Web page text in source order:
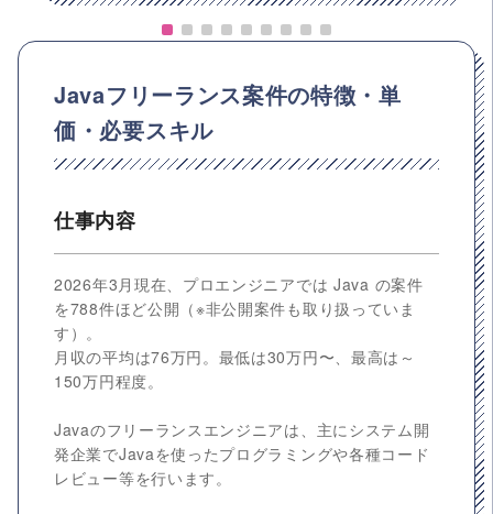
Javaフリーランス案件の特徴・単
価・必要スキル
仕事内容
2026年3月現在、プロエンジニアでは Java の案件
を788件ほど公開（※非公開案件も取り扱っていま
す）。
月収の平均は76万円。最低は30万円〜、最高は～
150万円程度。
Javaのフリーランスエンジニアは、主にシステム開
発企業でJavaを使ったプログラミングや各種コード
レビュー等を行います。